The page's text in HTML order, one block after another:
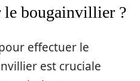
le bougainvillier ?
effectuer le
est cruciale